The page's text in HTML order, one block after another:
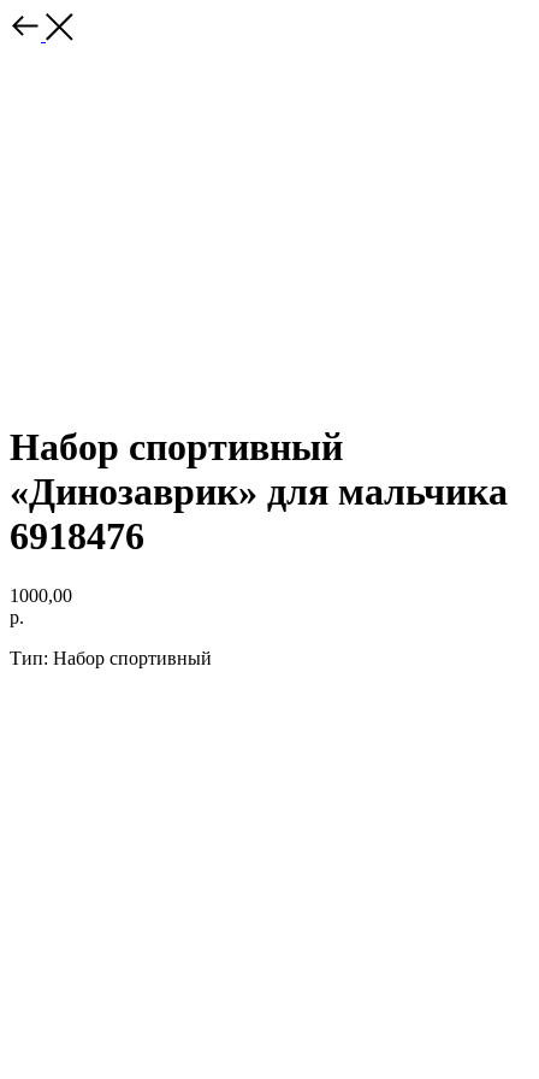
Набор спортивный
«Динозаврик» для мальчика
6918476
1000,00
р.
Тип: Набор спортивный